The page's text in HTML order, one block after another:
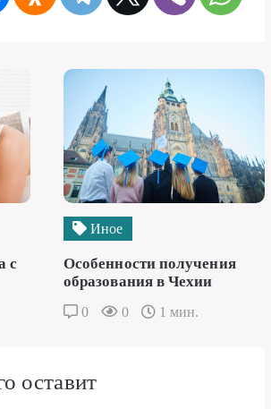
с
Иное
Особенности получения
образования в Чехии
0 0 1 мин.
оставит